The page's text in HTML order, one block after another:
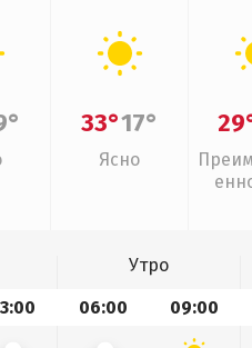
33°17°
Ясно
Утро
06:00 09:00